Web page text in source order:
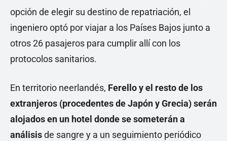
opción de elegir su destino de repatriación, el
ingeniero optó por viajar a los Países Bajos junto a
otros 26 pasajeros para cumplir allí con los
protocolos sanitarios.
En territorio neerlandés, Ferello y el resto de los
extranjeros (procedentes de Japón y Grecia) serán
alojados en un hotel donde se someterán a
análisisde sangre y a un seguimiento periódico